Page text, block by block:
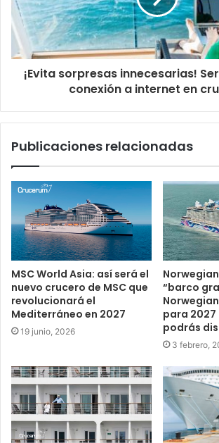
¡Evita sorpresas innecesarias!
conexión a internet en
Publicaciones relacionadas
MSC World Asia: así será el
nuevo crucero de MSC que
revolucionará el
Mediterráneo en 2027
19 junio, 2026
“barco
para 2027
podrás
3 febrero,